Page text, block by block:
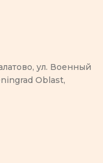
ул. Военный
Oblast,